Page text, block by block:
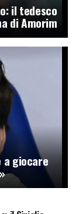
il tedesco
di Amorim
a giocare